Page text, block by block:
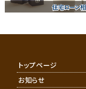
トップページ
お知らせ